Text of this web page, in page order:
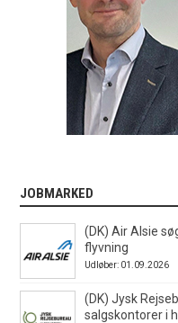
JOBMARKED
(DK) Air Alsie
flyvning
Udløber: 01.09.2026
(DK) Jysk
salgskontorer i